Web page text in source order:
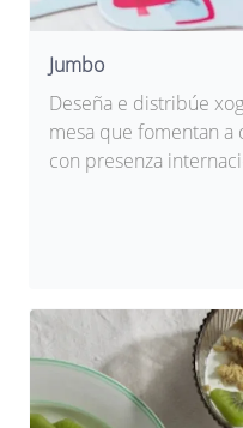
Jumbo
Deseña e distribúe
mesa que fomentan a
con presenza